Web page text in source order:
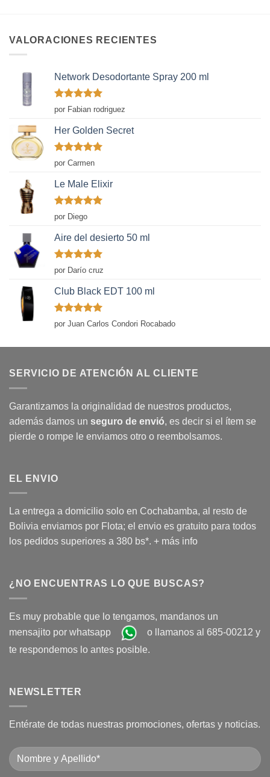
VALORACIONES RECIENTES
Network Desodortante Spray 200 ml
Valorado
con
por Fabian rodriguez
Her Golden Secret
Valorado
con
por Carmen
Le Male Elixir
Valorado
con
de 5
por Diego
Aire del desierto 50 ml
Valorado
con
por Darío cruz
Club Black EDT 100 ml
Valorado
con
por Juan Carlos Condori Rocabado
SERVICIO DE ATENCIÓN AL CLIENTE
Garantizamos la originalidad de nuestros productos,
además damos un seguro de envió, es decir si el ítem se
pierde o rompe le enviamos otro o reembolsamos.
EL ENVIO
La entrega a domicilio solo en Cochabamba, al resto de
Bolivia enviamos por Flota; el envio es gratuito para todos
los pedidos superiores a 380 bs*. + más info
¿NO ENCUENTRAS LO QUE BUSCAS?
Es muy probable que lo tengamos, mandanos un
mensajito por whatsapp
o llamanos al 685-00212 y
te respondemos lo antes posible.
NEWSLETTER
Entérate de todas nuestras promociones, ofertas y noticias.